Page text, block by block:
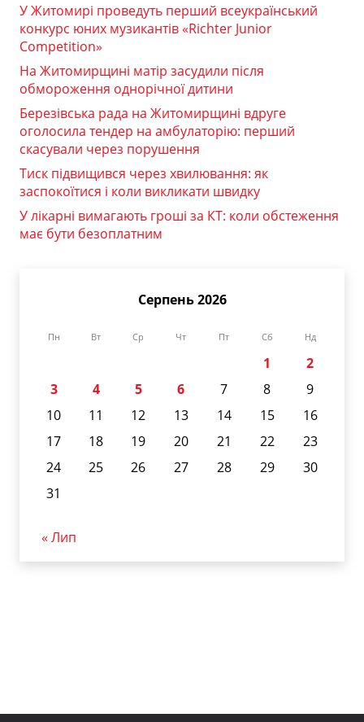
У Житомирі проведуть перший всеукраїнський
конкурс юних музикантів «Richter Junior
Competition»
На Житомирщині матір засудили після
обмороження однорічної дитини
Березівська рада на Житомирщині вдруге
оголосила тендер на амбулаторію: перший
скасували через порушення
Тиск підвищився через хвилювання: як
заспокоїтися і коли викликати швидку
У лікарні вимагають гроші за КТ: коли обстеження
має бути безоплатним
Серпень 2026
Пн Вт Ср Чт Пт Сб Нд
1
2
3
4 5 6 7 8
9
10
11 12 13 14 15
16
17
18 19 20 21 22
23
24
25 26 27 28 29
30
31
« Лип